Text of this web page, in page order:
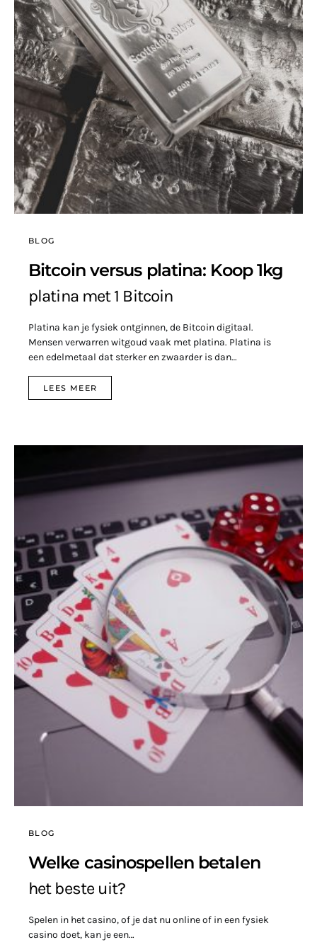
BLOG
Bitcoin versus platina: Koop 1kg
platina met 1 Bitcoin
Platina kan je fysiek ontginnen, de Bitcoin digitaal.
Mensen verwarren witgoud vaak met platina. Platina is
een edelmetaal dat sterker en zwaarder is dan…
LEES MEER
BLOG
Welke casinospellen betalen
het beste uit?
Spelen in het casino, of je dat nu online of in een fysiek
casino doet, kan je een…